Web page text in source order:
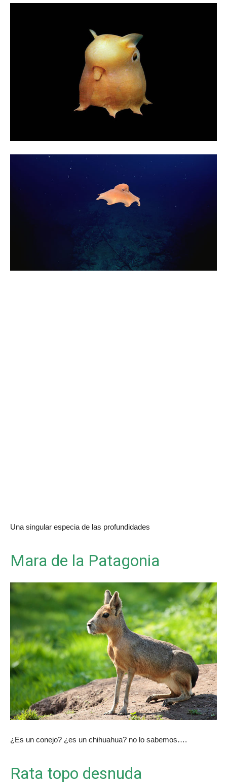
Una singular especia de las profundidades
Mara de la Patagonia
¿Es un conejo? ¿es un chihuahua? no lo sabemos….
Rata topo desnuda